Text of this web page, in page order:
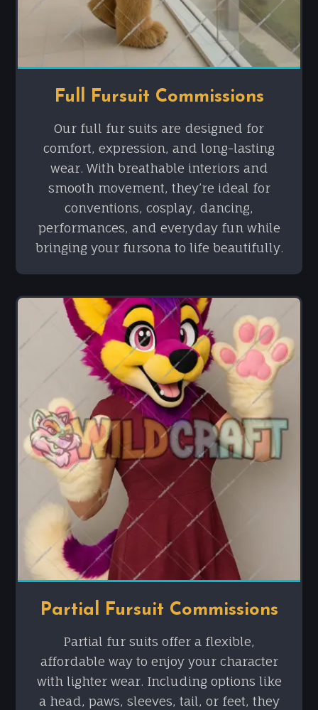
Full Fursuit Commissions
Our full fur suits are designed for
comfort, expression, and long-lasting
wear. With breathable interiors and
smooth movement, they’re ideal for
conventions, cosplay, dancing,
performances, and everyday fun while
bringing your fursona to life beautifully.
Partial Fursuit Commissions
Partial fur suits offer a flexible,
affordable way to enjoy your character
with lighter wear. Including options like
a head, paws, sleeves, tail, or feet, they